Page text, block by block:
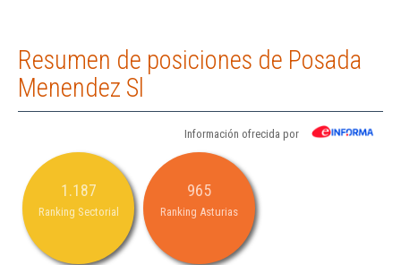
Resumen de posiciones de Posada
Menendez Sl
Información ofrecida por
1.187
Ranking Sectorial
965
Ranking Asturias